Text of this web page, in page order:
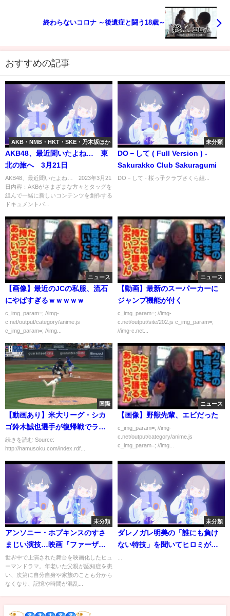
終わらないコロナ ～後遺症と闘う18歳～
おすすめの記事
AKB・NMB・HKT・SKE・乃木坂ほか
AKB48、最近聞いたよね… 東
北の旅へ 3月21日
AKB48、最近聞いたよね… 2023年3月21
日内容：AKBがさまざまな方々とタッグを
組んで一緒に新しいコンテンツを創作する
ドキュメントバ...
未分類
DO－して ( Full Version ) -
Sakurakko Club Sakuragumi
DO－して - 桜っ子クラブさくら組...
ニュース
【画像】最近のJCの私服、流石
にやばすぎるｗｗｗｗｗ
c_img_param=; //img-
c.net/output/category/anime.js
c_img_param=; //img...
ニュース
【動画】最新のスーパーカーに
ジャンプ機能が付く
c_img_param=; //img-
c.net/output/site/202.js c_img_param=;
//img-c.net...
国際
【動画あり】米大リーグ・シカ
ゴ鈴木誠也選手が復帰戦でラン
ニングホームラン
続きを読む Source:
http://hamusoku.com/index.rdf...
ニュース
【画像】野獣先輩、エビだった
c_img_param=; //img-
c.net/output/category/anime.js
c_img_param=; //img...
未分類
アンソニー・ホプキンスのすさ
まじい演技…映画『ファーザ
ー』本編映像
世界中で上演された舞台を映画化したヒュ
ーマンドラマ。年老いた父親が認知症を患
い、次第に自分自身や家族のことも分から
なくなり、記憶や時間が混乱...
未分類
ダレノガレ明美の「誰にも負け
ない特技」を聞いてヒロミが興
...